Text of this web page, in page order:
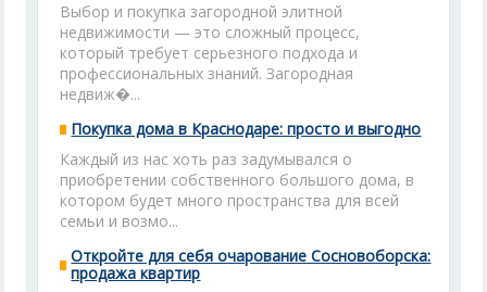
Выбор и покупка загородной элитной
недвижимости — это сложный процесс,
который требует серьезного подхода и
профессиональных знаний. Загородная
недвиж�...
Покупка дома в Краснодаре: просто и выгодно
Каждый из нас хоть раз задумывался о
приобретении собственного большого дома, в
котором будет много пространства для всей
семьи и возмо...
Откройте для себя очарование Сосновоборска:
продажа квартир